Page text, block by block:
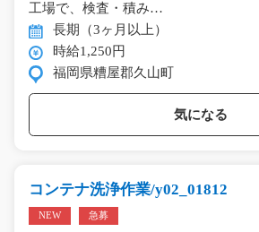
工場で、検査・積み…
長期（3ヶ月以上）
時給1,250円
福岡県糟屋郡久山町
気になる
コンテナ洗浄作業/y02_01812
NEW 急募